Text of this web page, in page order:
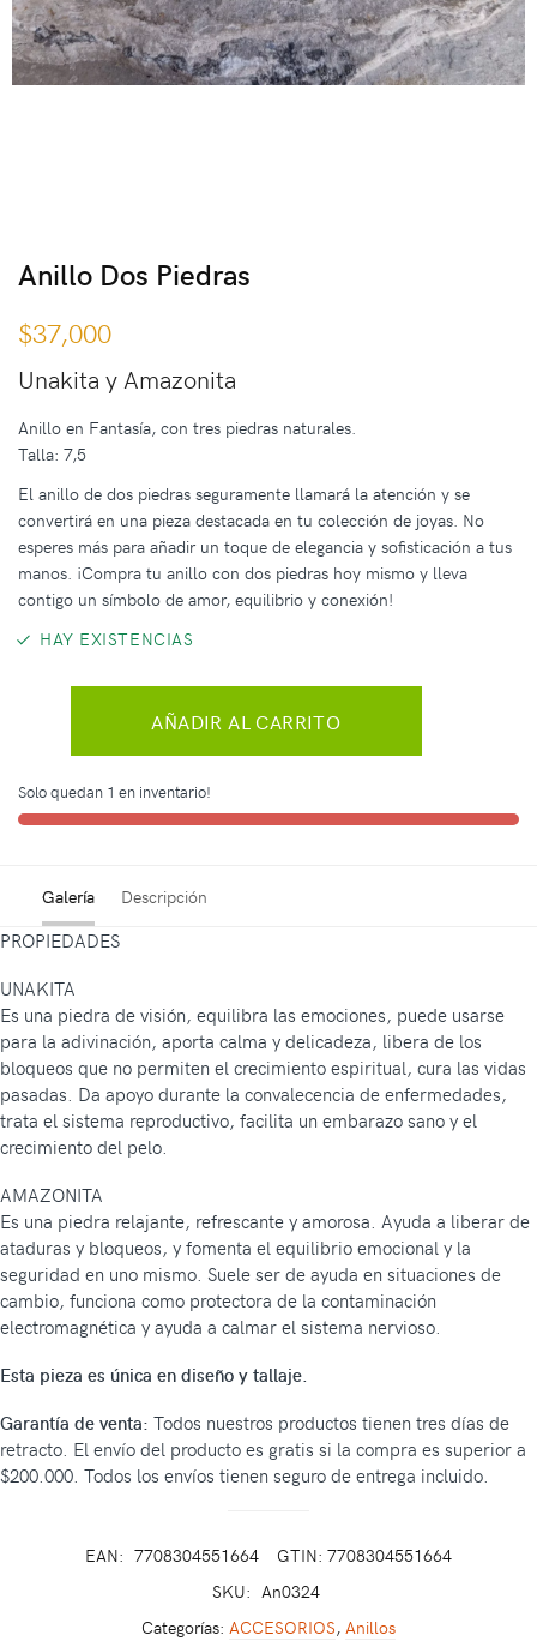
Anillo Dos Piedras
$37,000
Unakita y Amazonita
Anillo en Fantasía, con tres piedras naturales.
Talla: 7,5
El anillo de dos piedras seguramente llamará la atención y se
convertirá en una pieza destacada en tu colección de joyas. No
esperes más para añadir un toque de elegancia y sofisticación a tus
manos. ¡Compra tu anillo con dos piedras hoy mismo y lleva
contigo un símbolo de amor, equilibrio y conexión!
HAY EXISTENCIAS
AÑADIR AL CARRITO
Solo quedan 1 en inventario!
Galería Descripción
PROPIEDADES
UNAKITA
Es una piedra de visión, equilibra las emociones, puede usarse
para la adivinación, aporta calma y delicadeza, libera de los
bloqueos que no permiten el crecimiento espiritual, cura las vidas
pasadas. Da apoyo durante la convalecencia de enfermedades,
trata el sistema reproductivo, facilita un embarazo sano y el
crecimiento del pelo.
AMAZONITA
Es una piedra relajante, refrescante y amorosa. Ayuda a liberar de
ataduras y bloqueos, y fomenta el equilibrio emocional y la
seguridad en uno mismo. Suele ser de ayuda en situaciones de
cambio, funciona como protectora de la contaminación
electromagnética y ayuda a calmar el sistema nervioso.
Esta pieza es única en diseño y tallaje.
Garantía de venta: Todos nuestros productos tienen tres días de
retracto. El envío del producto es gratis si la compra es superior a
$200.000. Todos los envíos tienen seguro de entrega incluido.
EAN: 7708304551664
GTIN: 7708304551664
SKU: An0324
Categorías: ACCESORIOS, Anillos